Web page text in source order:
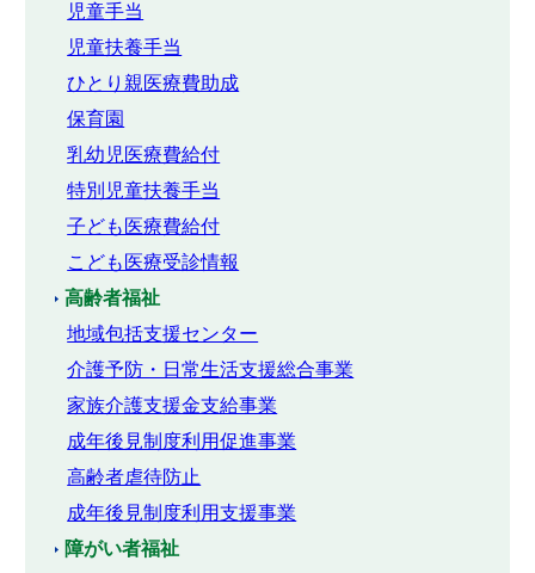
児童手当
児童扶養手当
ひとり親医療費助成
保育園
乳幼児医療費給付
特別児童扶養手当
子ども医療費給付
こども医療受診情報
高齢者福祉
地域包括支援センター
介護予防・日常生活支援総合事業
家族介護支援金支給事業
成年後見制度利用促進事業
高齢者虐待防止
成年後見制度利用支援事業
障がい者福祉